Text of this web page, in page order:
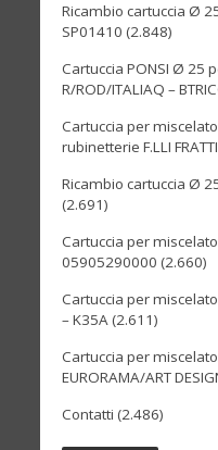
Ricambio cartuccia Ø
SP01410 (2.848)
Cartuccia PONSI Ø 25
R/ROD/ITALIAQ –
Cartuccia per
rubinetterie F.LLI
Ricambio cartuccia Ø
(2.691)
Cartuccia per
05905290000 (2.660)
Cartuccia per
– K35A(2.611)
Cartuccia per
EURORAMA/ART
Contatti (2.486)